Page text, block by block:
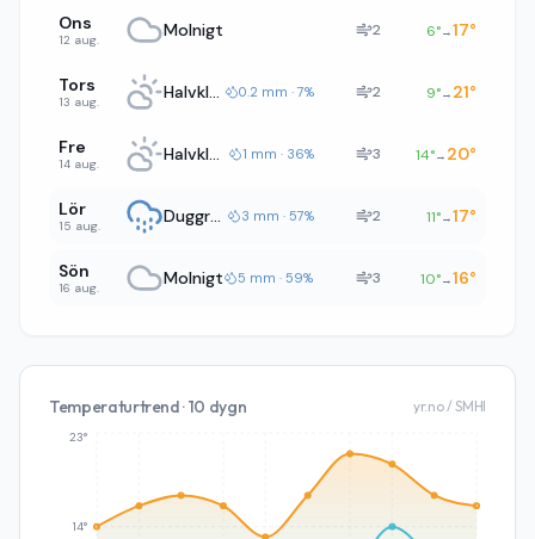
Ons
12 aug. Molnigt 2 6°→17°
Tors
13 aug. Halvklart 0.2 mm · 7% 2 9°→ 21°
Fre
14 aug. Halvklart 1 mm · 36% 3 14°→ 20°
Lör
15 aug. Duggregn 3 mm · 57% 2 11°→17°
Sön
16 aug. Molnigt 5 mm · 59% 3 10°→16°
Temperaturtrend · 10 dygn yr.no / SMHI
14°
23°